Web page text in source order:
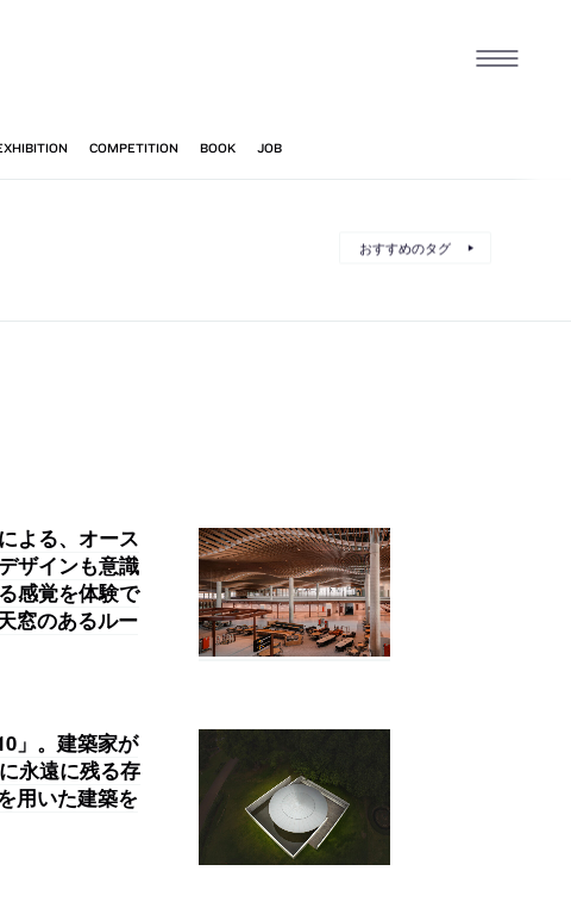
おすすめのタグ
よる、オース
ザインも意識
感覚を体験で
窓のあるルー
」。建築家が
永遠に残る存
用いた建築を